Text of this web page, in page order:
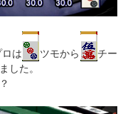
は ツモから
チー
した。